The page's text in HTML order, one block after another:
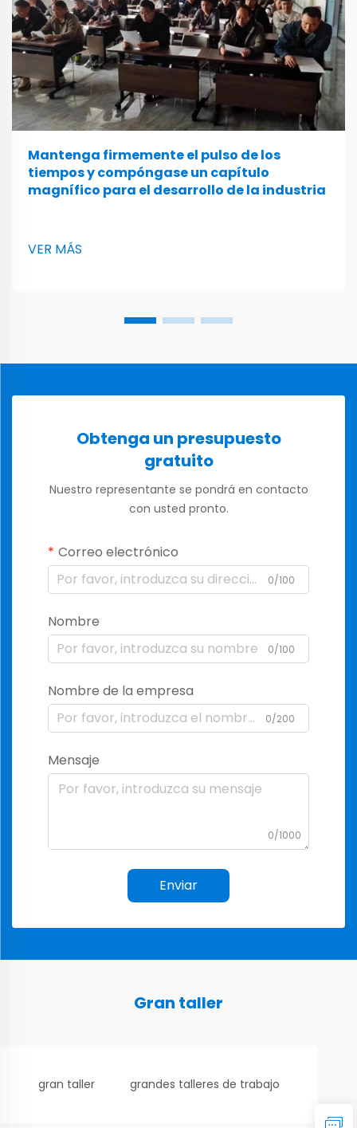
Mantenga firmemente el pulso de los
tiempos y compóngase un capítulo
magnífico para el desarrollo de la industria
VER MÁS
Obtenga un presupuesto
gratuito
Nuestro representante se pondrá en contacto
con usted pronto.
Correo electrónico
0/100
Nombre
0/100
Nombre de la empresa
0/200
Mensaje
0/1000
Enviar
Gran taller
gran taller grandes talleres de trabajo